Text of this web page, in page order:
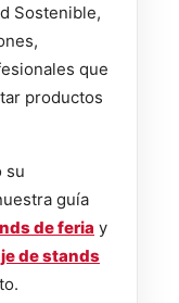
Sostenible,
que
productos
su
guía
de feria y
de stands